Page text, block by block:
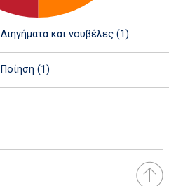
Διηγήματα και νουβέλες (1)
Ποίηση (1)